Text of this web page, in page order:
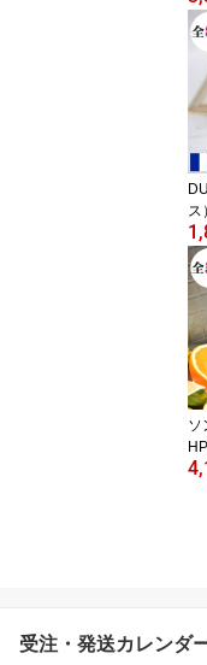
性
ス
ラ
リ
匂
ス
ル
ム
ギ
ロ
ソ
ザ
e
ル
受注・発送カレンダ